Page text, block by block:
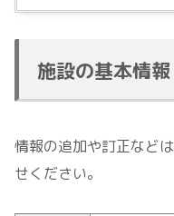
施設の基本情報
情報の追加や訂正などは
せください。